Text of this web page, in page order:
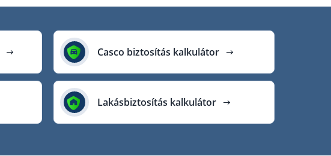
Casco biztosítás kalkulátor
Lakásbiztosítás kalkulátor